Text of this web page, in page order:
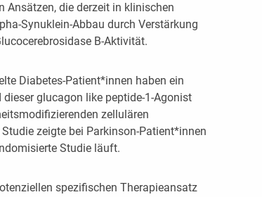
Ansätzen, die derzeit in klinischen
Synuklein-Abbau durch Verstärkung
B-Aktivität.
Diabetes-Patient*innen haben ein
glucagon like peptide-1-Agonist
zellulären
zeigte bei Parkinson-Patient*innen
Studie läuft.
spezifischen Therapieansatz